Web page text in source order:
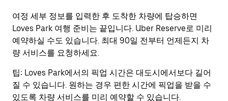
여정 세부 정보를 입력한 후 도착한 차량에 탑승하면
Loves Park 여행 준비는 끝입니다. Uber Reserve로 미리
예약하실 수도 있습니다. 최대 90일 전부터 언제든지 차
량 서비스를 요청하세요.
팁: Loves Park에서의 픽업 시간은 대도시에서보다 길어
질 수 있습니다. 원하는 경우 편한 시간에 픽업을 받을 수
있도록 차량 서비스를 미리 예약할 수 있습니다.